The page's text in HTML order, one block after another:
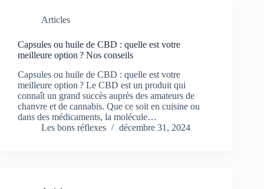
Articles
Capsules ou huile de CBD : quelle est votre
meilleure option ? Nos conseils
Capsules ou huile de CBD : quelle est votre
meilleure option ? Le CBD est un produit qui
connaît un grand succès auprès des amateurs de
chanvre et de cannabis. Que ce soit en cuisine ou
dans des médicaments, la molécule…
Les bons réflexes
décembre 31, 2024